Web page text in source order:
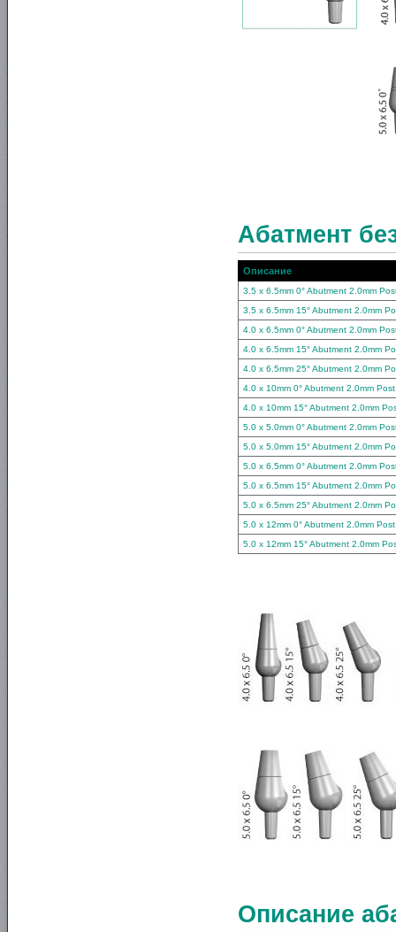
Абатмент
Описание
3.5 x 6.5mm 0° Abutment 2.0mm
3.5 x 6.5mm 15° Abutment 2.0mm
4.0 x 6.5mm 0° Abutment 2.0mm
4.0 x 6.5mm 15° Abutment 2.0mm
4.0 x 6.5mm 25° Abutment 2.0mm
4.0 x 10mm 0° Abutment 2.0mm Post
4.0 x 10mm 15° Abutment 2.0mm
5.0 x 5.0mm 0° Abutment 2.0mm
5.0 x 5.0mm 15° Abutment 2.0mm
5.0 x 6.5mm 0° Abutment 2.0mm
5.0 x 6.5mm 15° Abutment 2.0mm
5.0 x 6.5mm 25° Abutment 2.0mm
5.0 x 12mm 0° Abutment 2.0mm Post
5.0 x 12mm 15° Abutment 2.0mm
Описание